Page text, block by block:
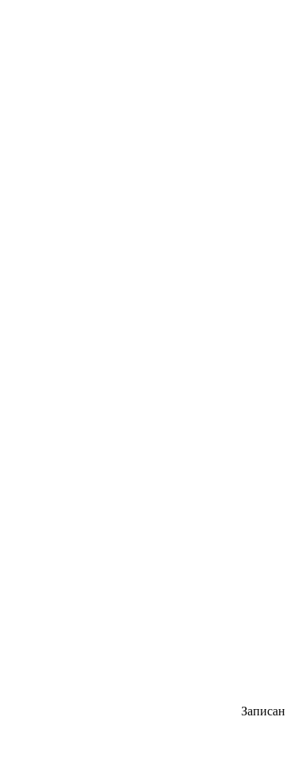
Записан